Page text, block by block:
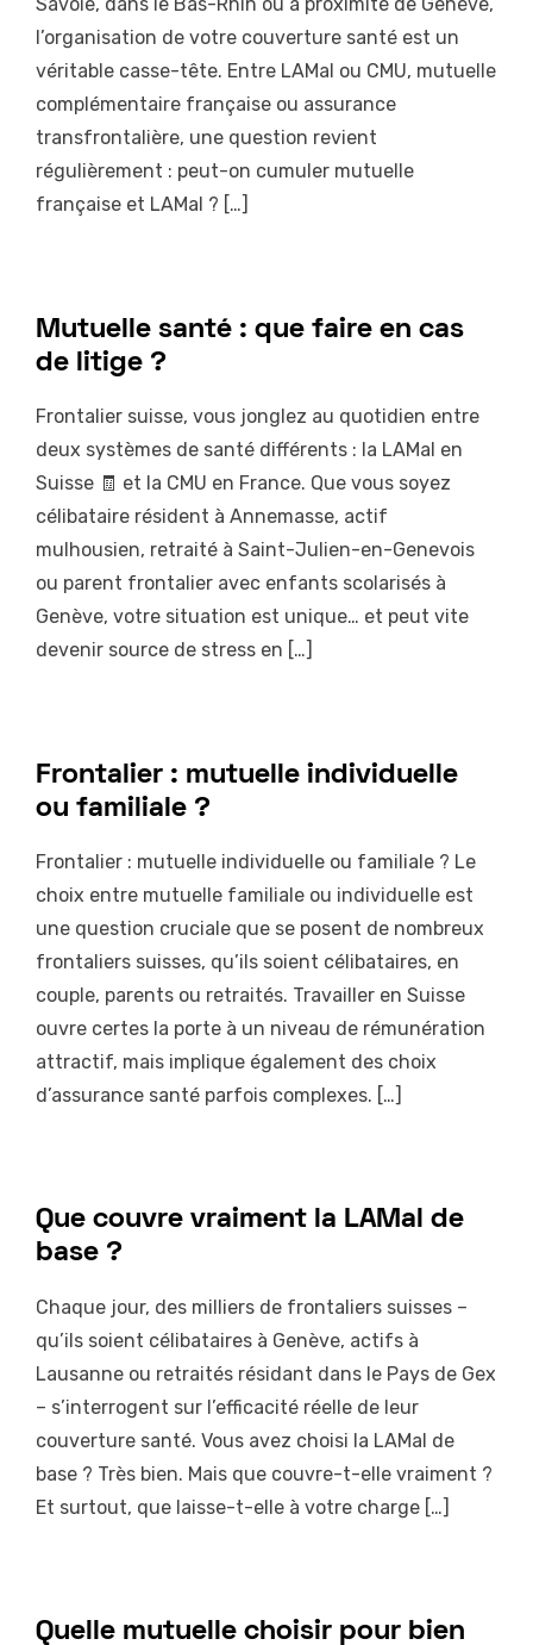
Savoie, dans le Bas-Rhin ou à proximité de Genève,
l’organisation de votre couverture santé est un
véritable casse-tête. Entre LAMal ou CMU, mutuelle
complémentaire française ou assurance
transfrontalière, une question revient
régulièrement : peut-on cumuler mutuelle
française et LAMal ? […]
Mutuelle santé : que faire en cas
de litige ?
Frontalier suisse, vous jonglez au quotidien entre
deux systèmes de santé différents : la LAMal en
Suisse 🧾 et la CMU en France. Que vous soyez
célibataire résident à Annemasse, actif
mulhousien, retraité à Saint-Julien-en-Genevois
ou parent frontalier avec enfants scolarisés à
Genève, votre situation est unique… et peut vite
devenir source de stress en […]
Frontalier : mutuelle individuelle
ou familiale ?
Frontalier : mutuelle individuelle ou familiale ? Le
choix entre mutuelle familiale ou individuelle est
une question cruciale que se posent de nombreux
frontaliers suisses, qu’ils soient célibataires, en
couple, parents ou retraités. Travailler en Suisse
ouvre certes la porte à un niveau de rémunération
attractif, mais implique également des choix
d’assurance santé parfois complexes. […]
Que couvre vraiment la LAMal de
base ?
Chaque jour, des milliers de frontaliers suisses –
qu’ils soient célibataires à Genève, actifs à
Lausanne ou retraités résidant dans le Pays de Gex
– s’interrogent sur l’efficacité réelle de leur
couverture santé. Vous avez choisi la LAMal de
base ? Très bien. Mais que couvre-t-elle vraiment ?
Et surtout, que laisse-t-elle à votre charge […]
Quelle mutuelle choisir pour bien